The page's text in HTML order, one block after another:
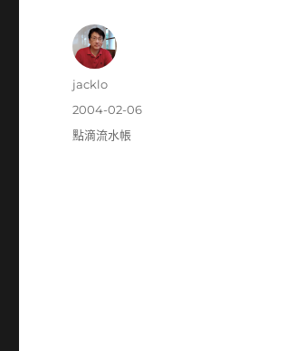
作
jacklo
發
佈
2004-02-06
分
點滴流水帳